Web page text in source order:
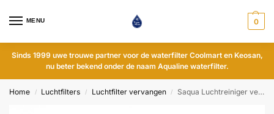
MENU 0
Sinds 1999 uwe trouwe partner voor de waterfilter Coolmart en Keosan,
nu beter bekend onder de naam Aqualine waterfilter.
Home / Luchtfilters / Luchtfilter vervangen / Saqua Luchtreiniger vervangingsfilter